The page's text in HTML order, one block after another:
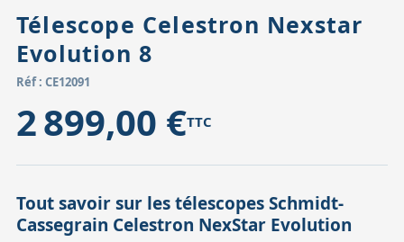
Télescope Celestron Nexstar
Evolution 8
Réf : CE12091
2 899,00 €TTC
Tout savoir sur les télescopes Schmidt-
Cassegrain Celestron NexStar Evolution